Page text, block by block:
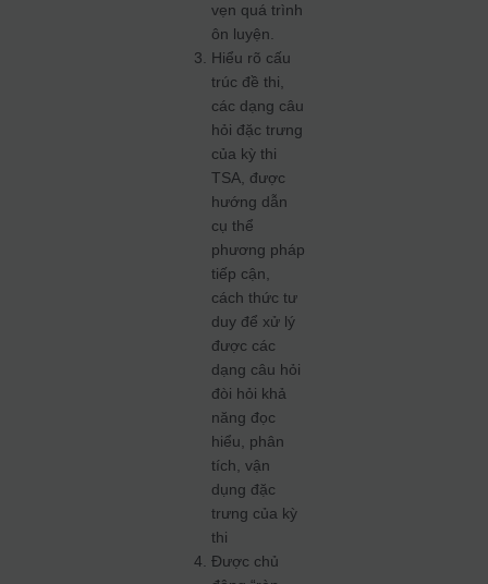
vẹn quá trình
ôn luyện.
Hiểu rõ cấu
trúc đề thi,
các dạng câu
hỏi đặc trưng
của kỳ thi
TSA, được
hướng dẫn
cụ thể
phương pháp
tiếp cận,
cách thức tư
duy để xử lý
được các
dạng câu hỏi
đòi hỏi khả
năng đọc
hiểu, phân
tích, vận
dụng đặc
trưng của kỳ
thi
Được chủ